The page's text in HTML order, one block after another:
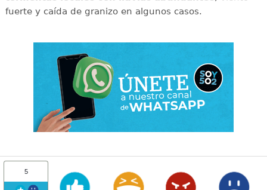
fuerte y caída de granizo en algunos casos.
5